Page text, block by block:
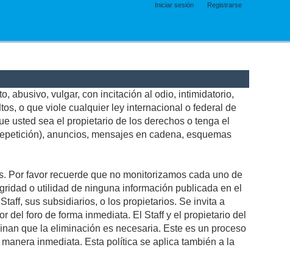
Iniciar sesión Registrarse
abusivo, vulgar, con incitación al odio, intimidatorio,
o que viole cualquier ley internacional o federal de
usted sea el propietario de los derechos o tenga el
anuncios, mensajes en cadena, esquemas
Por favor recuerde que no monitorizamos cada uno de
o utilidad de ninguna información publicada en el
sus subsidiarios, o los propietarios. Se invita a
del foro de forma inmediata. El Staff y el propietario del
que la eliminación es necesaria. Este es un proceso
inmediata. Esta política se aplica también a la